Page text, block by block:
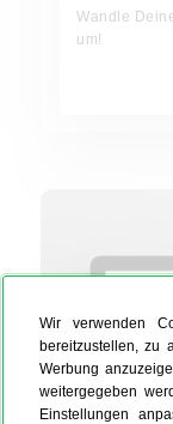
Wir verwenden
bereitzustellen, zu
Werbung
weitergegeben
Einstellungen
Wandle
um!